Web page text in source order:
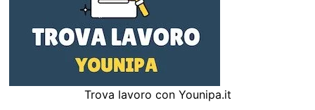
Trova lavoro con Younipa.it